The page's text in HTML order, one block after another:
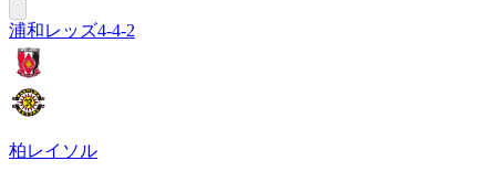
浦和レッズ4-4-2
柏レイソル